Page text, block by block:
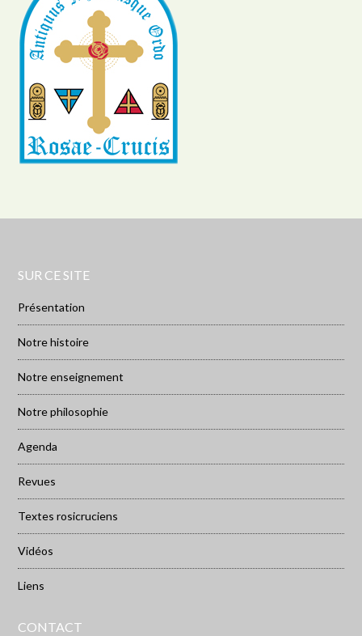
SUR CE SITE
Présentation
Notre histoire
Notre enseignement
Notre philosophie
Agenda
Revues
Textes rosicruciens
Vidéos
Liens
CONTACT